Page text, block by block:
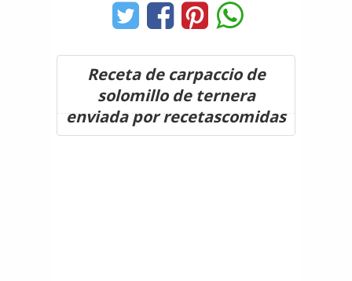
Receta de carpaccio de
solomillo de ternera
enviada por recetascomidas